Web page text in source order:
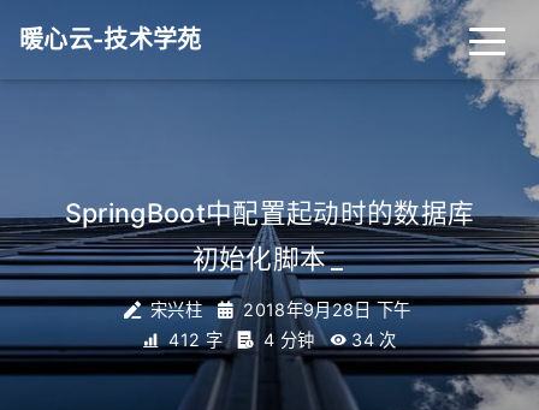
暖心云-技术学苑
SpringBoot中配置起动时的数据库
初始化脚本_
宋兴柱
2018年9月28日 下午
412 字
4 分钟 34次